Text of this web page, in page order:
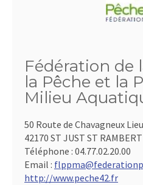
Fédération de
la Pêche et la
Milieu
50 Route de Chavagneux
42170 ST JUST ST RAMBERT
Téléphone : 04.77.02.20.00
Email :
http://www.peche42.fr